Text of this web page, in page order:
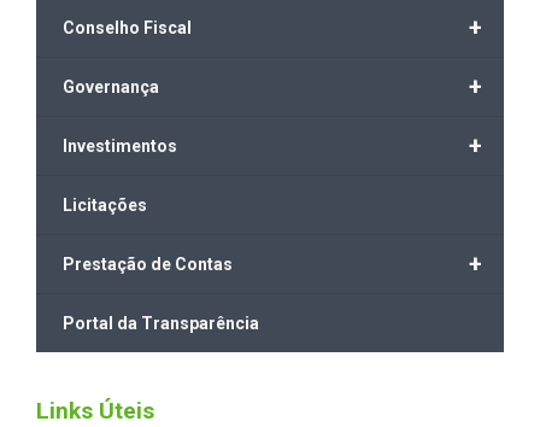
+
Conselho Fiscal
+
Governança
+
Investimentos
Licitações
+
Prestação de Contas
Portal da Transparência
Links Úteis